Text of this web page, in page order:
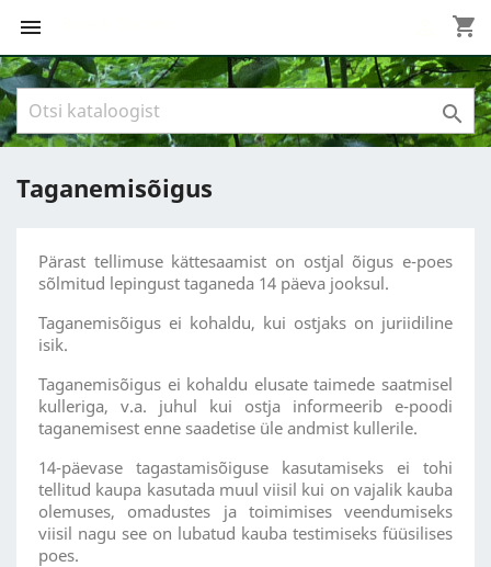
 shopping_cart

Taganemisõigus
Pärast tellimuse kättesaamist on ostjal õigus e-poes
sõlmitud lepingust taganeda 14 päeva jooksul.
Taganemisõigus ei kohaldu, kui ostjaks on juriidiline
isik.
Taganemisõigus ei kohaldu elusate taimede saatmisel
kulleriga, v.a. juhul kui ostja informeerib e-poodi
taganemisest enne saadetise üle andmist kullerile.
14-päevase tagastamisõiguse kasutamiseks ei tohi
tellitud kaupa kasutada muul viisil kui on vajalik kauba
olemuses, omadustes ja toimimises veendumiseks
viisil nagu see on lubatud kauba testimiseks füüsilises
poes.